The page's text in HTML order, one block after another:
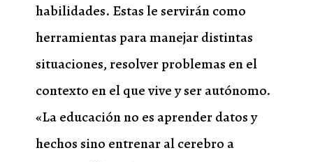
habilidades. Estas le servirán como
herramientas para manejar distintas
situaciones, resolver problemas en el
contexto en el que vive y ser autónomo.
«La educación no es aprender datos y
hechos sino entrenar al cerebro a